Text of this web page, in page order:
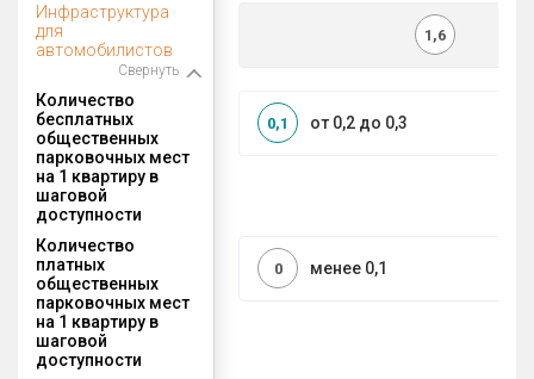
Инфраструктура
для
автомобилистов
Свернуть
1,6
Количество
бесплатных
общественных
парковочных мест
на 1 квартиру в
шаговой
доступности
от 0,2 до 0,3
0,1
Количество
платных
общественных
парковочных мест
на 1 квартиру в
шаговой
доступности
менее 0,1
0